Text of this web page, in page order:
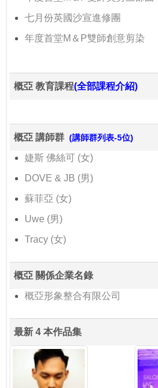
七月份英國沙宣進修團
年度首堂M＆P雙師創意剪染
概亞 教育課程(全部課程介紹)
概亞 講師群 (講師群列表-5位)
婕斯 佛絲可 (女)
DOVE & JB (男)
蘇菲亞 (女)
Uwe (男)
Tracy (女)
概亞 關係企業名錄
概亞形象整合有限公司
最新 4 本作品集